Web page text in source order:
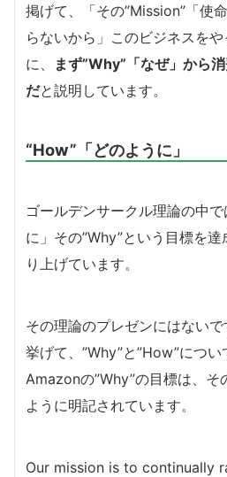
掲げて、「その”Mission”「使
らないから」このビジネスを
に、
まず”Why”「なぜ」から
だと説明しています。
“How”「どのように」
ゴールデンサークル理論の中
に」その”Why”という目標を
り上げています。
その理論のプレゼンにはない
挙げて、”Why”と”How”につい
Amazonの”Why”の目標は、そ
ように明記されています。
Our mission is to continually